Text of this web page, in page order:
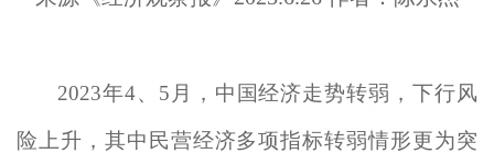
2023年4、5月，中国经济走势转弱，下行风
险上升，其中民营经济多项指标转弱情形更为突